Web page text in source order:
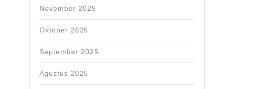
November 2025
Oktober 2025
September 2025
Agustus 2025